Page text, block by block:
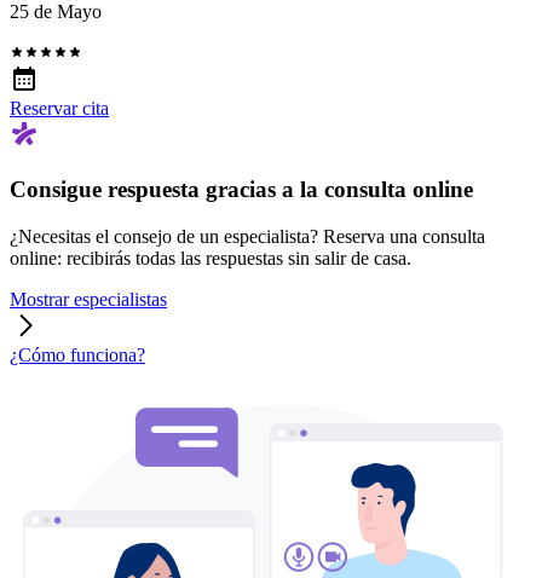
25 de Mayo
Reservar cita
Consigue respuesta gracias a la consulta online
¿Necesitas el consejo de un especialista? Reserva una consulta
online: recibirás todas las respuestas sin salir de casa.
Mostrar especialistas
¿Cómo funciona?